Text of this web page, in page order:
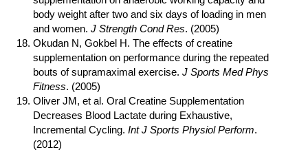
body weight after two and six days of loading in men
and women. J Strength Cond Res. (2005)
Okudan N, Gokbel H. The effects of creatine
supplementation on performance during the repeated
bouts of supramaximal exercise. J Sports Med Phys
Fitness. (2005)
Oliver JM, et al. Oral Creatine Supplementation
Decreases Blood Lactate during Exhaustive,
Incremental Cycling. Int J Sports Physiol Perform.
(2012)